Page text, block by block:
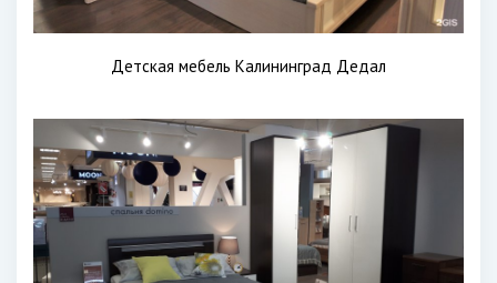
Детская мебель Калининград Дедал